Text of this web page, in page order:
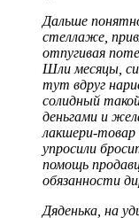
Дальше
стеллаже,
отпугивая
Шли месяцы,
тут вдруг
солидный
деньгами и
лакшери-товар
упросили
помощь
обязанности
Дяденька, на